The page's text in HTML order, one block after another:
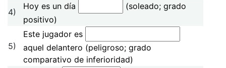
4)
Hoy es un día
(soleado; grado
positivo)
5)
Este jugador es
aquel delantero (peligroso; grado
comparativo de inferioridad)